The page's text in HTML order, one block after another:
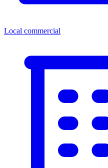
Local commercial